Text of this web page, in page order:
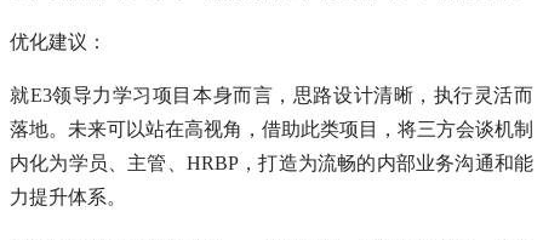
优化建议：
就E3领导力学习项目本身而言，思路设计清晰，执行灵活而
落地。未来可以站在高视角，借助此类项目，将三方会谈机制
内化为学员、主管、HRBP，打造为流畅的内部业务沟通和能
力提升体系。